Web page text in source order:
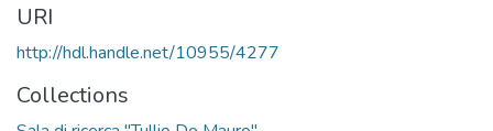
URI
http://hdl.handle.net/10955/4277
Collections